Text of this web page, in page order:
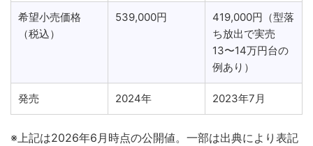
希望小売価格
（税込）
539,000円
419,000円（型落
ち放出で実売
13〜14万円台の
例あり）
発売 2024年 2023年7月
※上記は2026年6月時点の公開値。一部は出典により表記